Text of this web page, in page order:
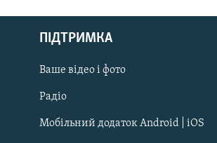
Русский
Qırımtatar
ДОЛУЧАЙСЯ!
ПІДТРИМКА
Ваше відео і фото
Радіо
Мобільний додаток Android | iOS